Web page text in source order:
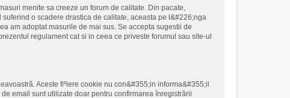
menite sa creeze un forum de calitate. Din pacate,
o scadere drastica de calitate, aceasta pe l&#226;nga
am adoptat masurile de mai sus. Se accepta sugestii de
regulament cat si in ceea ce priveste forumul sau site-ul
Aceste fiºiere cookie nu con&#355;in informa&#355;ii
email sunt utilizate doar pentru confirmarea înregistrãrii